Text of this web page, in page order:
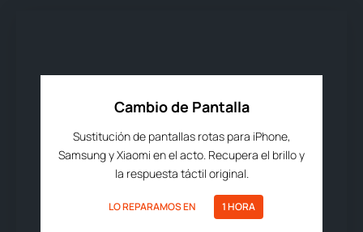
Cambio de Pantalla
Sustitución de pantallas rotas para iPhone,
Samsung y Xiaomi en el acto. Recupera el brillo y
la respuesta táctil original.
LO REPARAMOS EN 1 HORA